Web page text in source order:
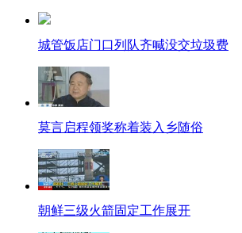
城管饭店门口列队齐喊没交垃圾费
莫言启程领奖称着装入乡随俗
朝鲜三级火箭固定工作展开